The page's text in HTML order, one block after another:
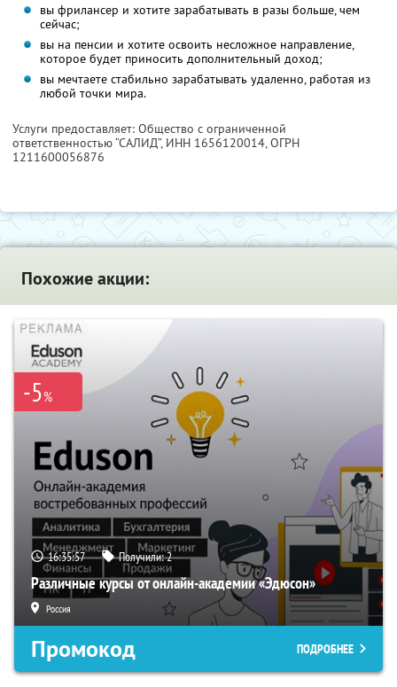
вы фрилансер и хотите зарабатывать в разы больше, чем
сейчас;
вы на пенсии и хотите освоить несложное направление,
которое будет приносить дополнительный доход;
вы мечтаете стабильно зарабатывать удаленно, работая из
любой точки мира.
Услуги предоставляет: Общество с ограниченной
ответственностью “САЛИД”, ИНН 1656120014, ОГРН
1211600056876
Похожие акции:
-5%
16:35:56 Получили:2
Различные курсы от онлайн-академии «Эдюсон»
Россия
Промокод ПОДРОБНЕЕ